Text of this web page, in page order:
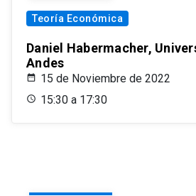
Teoría Económica
Daniel Habermacher,
Andes
15 de Noviembre de 2022
15:30 a 17:30